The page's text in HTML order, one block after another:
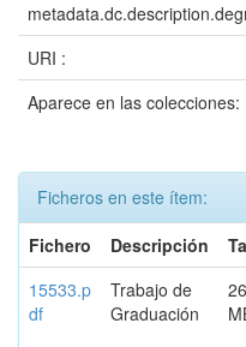
URI :
Aparece en las colecciones:
Ficheros en este ítem:
Fichero
Descripción
15533.p
df
Trabajo de
Graduación